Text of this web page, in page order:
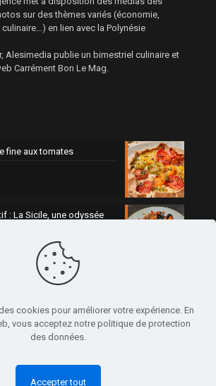
sur des thèmes variés (économie,
en lien avec la Polynésie
Alesimedia publie un bimestriel culinaire et
Carrément Bon Le Mag.
fine aux tomates
: La Sicile, une odyssée
cookies pour améliorer votre expérience. En
vous acceptez notre politique de protection
des données.
Accepter tout